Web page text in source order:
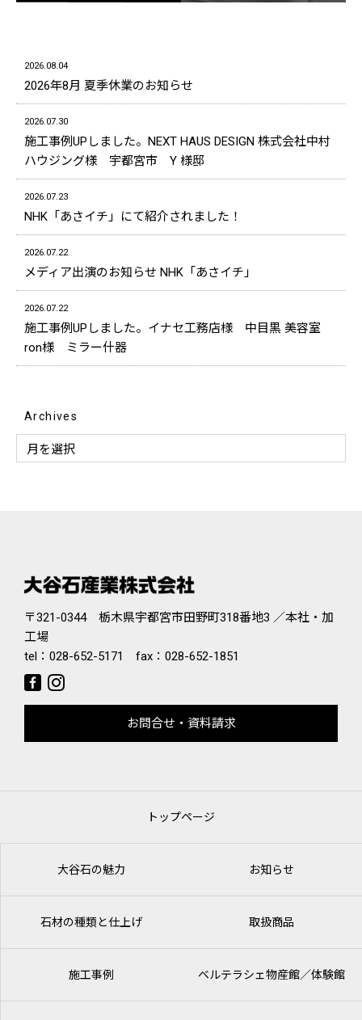
2026.08.04
2026年8月 夏季休業のお知らせ
2026.07.30
施工事例UPしました。NEXT HAUS DESIGN 株式会社中村
ハウジング様 宇都宮市 Y 様邸
2026.07.23
NHK「あさイチ」にて紹介されました！
2026.07.22
メディア出演のお知らせ NHK「あさイチ」
2026.07.22
施工事例UPしました。イナセ工務店様 中目黒 美容室
ron様 ミラー什器
Archives
〒321-0344 栃木県宇都宮市田野町318番地3 ／本社・加
工場
tel： 028-652-5171 fax：028-652-1851
お問合せ・資料請求
トップページ
大谷石の魅力 お知らせ
石材の種類と仕上げ 取扱商品
施工事例 ベルテラシェ物産館／体験館